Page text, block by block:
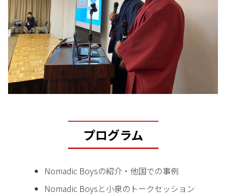
プログラム
Nomadic Boysの紹介・他国での事例
Nomadic Boysと小泉のトークセッション